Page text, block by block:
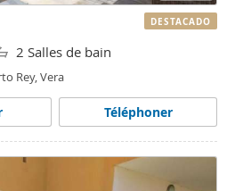
2 Salles de bain
Rey, Vera
Téléphoner
DESTACADO